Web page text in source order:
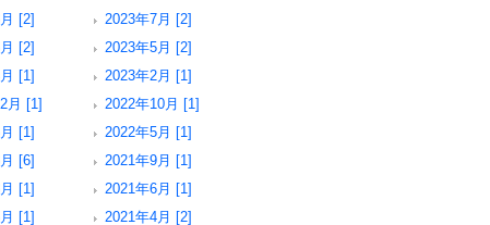
[2]
2023年7月 [2]
[2]
2023年5月 [2]
[1]
2023年2月 [1]
月 [1]
2022年10月 [1]
[1]
2022年5月 [1]
[6]
2021年9月 [1]
[1]
2021年6月 [1]
[1]
2021年4月 [2]